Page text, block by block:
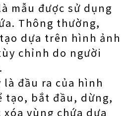
mẫu được sử dụng
Thông thường,
dựa trên hình ảnh
chỉnh do người
là đầu ra của hình
tạo, bắt đầu, dừng,
vùng chứa dựa